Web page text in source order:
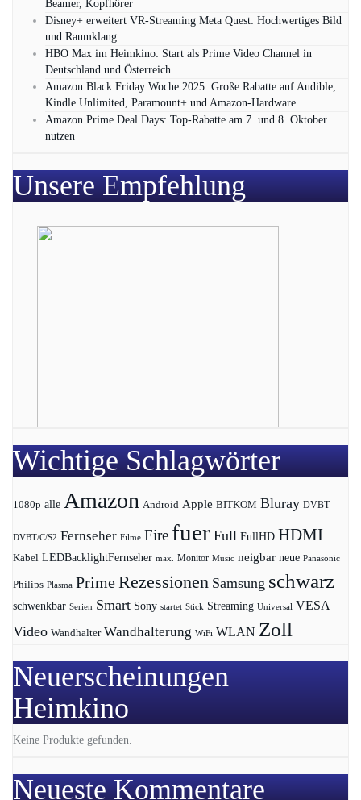
Beamer, Kopfhörer
Disney+ erweitert VR‑Streaming Meta Quest: Hochwertiges Bild
und Raumklang
HBO Max im Heimkino: Start als Prime Video Channel in
Deutschland und Österreich
Amazon Black Friday Woche 2025: Große Rabatte auf Audible,
Kindle Unlimited, Paramount+ und Amazon‑Hardware
Amazon Prime Deal Days: Top-Rabatte am 7. und 8. Oktober
nutzen
Unsere Empfehlung
Wichtige Schlagwörter
1080p alle Amazon Android Apple BITKOM Bluray DVBT
DVBT/C/S2 Fernseher Filme Fire fuer Full FullHD HDMI
Kabel LEDBacklightFernseher max. Monitor Music neigbar neue Panasonic
Philips Plasma PrimeRezessionen Samsung schwarz
schwenkbar Serien Smart Sony startet Stick Streaming Universal VESA
Video Wandhalter Wandhalterung WiFi WLAN Zoll
Neuerscheinungen
Heimkino
Keine Produkte gefunden.
Neueste Kommentare